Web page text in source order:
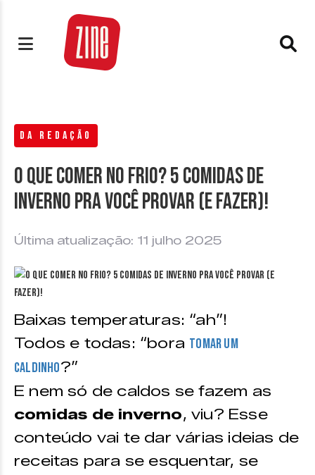
DA REDAÇÃO
O que comer no frio? 5 comidas de
inverno pra você provar (e fazer)!
Última atualização: 11 julho 2025
Baixas temperaturas: “ah”!
Todos e todas: “bora tomar um
caldinho?”
E nem só de caldos se fazem as
comidas de inverno, viu? Esse
conteúdo vai te dar várias ideias de
receitas para se esquentar, se